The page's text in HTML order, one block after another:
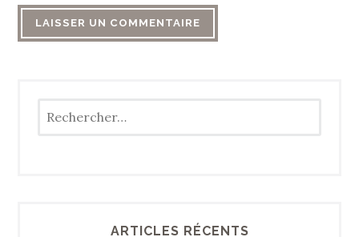
ARTICLES RÉCENTS